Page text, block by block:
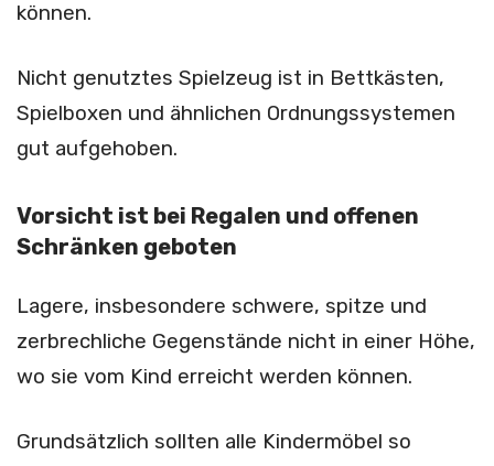
können.
Nicht genutztes Spielzeug ist in Bettkästen,
Spielboxen und ähnlichen Ordnungssystemen
gut aufgehoben.
Vorsicht ist bei Regalen und offenen
Schränken geboten
Lagere, insbesondere schwere, spitze und
zerbrechliche Gegenstände nicht in einer Höhe,
wo sie vom Kind erreicht werden können.
Grundsätzlich sollten alle Kindermöbel so